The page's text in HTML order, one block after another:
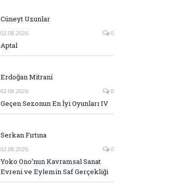
Cüneyt Uzunlar
02.08.2026 0
Aptal
Erdoğan Mitrani
02.08.2026 0
Geçen Sezonun En İyi Oyunları IV
Serkan Fırtına
02.08.2026 0
Yoko Ono’nun Kavramsal Sanat
Evreni ve Eylemin Saf Gerçekliği